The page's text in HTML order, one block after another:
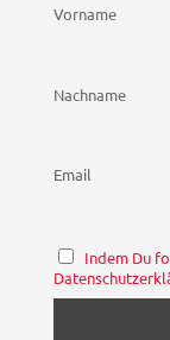
Vorname
Nachname
Email
Indem Du